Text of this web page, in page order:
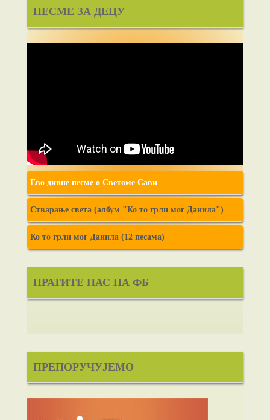
ПЕСМЕ ЗА ДЕЦУ
Ево дивне песме о Светоме Сави
Стварање света (албум "Ко то грли мог Данила")
Ко то грли мог Данила (12 песама)
ПРАТИТЕ НАС НА ФБ
ПРЕПОРУЧУЈЕМО